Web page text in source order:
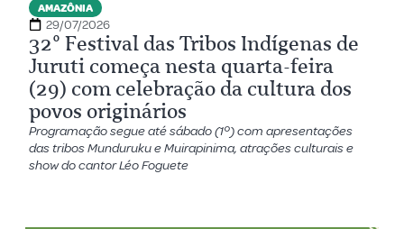
AMAZÔNIA
29/07/2026
32º Festival das Tribos Indígenas de
Juruti começa nesta quarta-feira
(29) com celebração da cultura dos
povos originários
Programação segue até sábado (1º) com apresentações
das tribos Munduruku e Muirapinima, atrações culturais e
show do cantor Léo Foguete